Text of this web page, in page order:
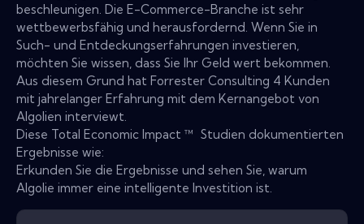
beschleunigen. Die E-Commerce-Branche ist sehr
wettbewerbsfähig und herausfordernd. Wenn Sie in
Such- und Entdeckungserfahrungen investieren,
möchten Sie wissen, dass Sie Ihr Geld wert bekommen.
Aus diesem Grund hat Forrester Consulting 4 Kunden
mit jahrelanger Erfahrung mit dem Kernangebot von
Algolien interviewt.
Diese Total Economic Impact ™ ️ Studien dokumentierten
Ergebnisse wie:
Erkunden Sie die Ergebnisse und sehen Sie, warum
Algolie immer eine intelligente Investition ist.